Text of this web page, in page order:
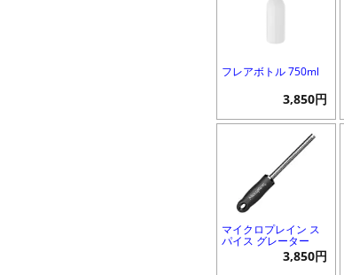
フレアボトル 750ml
3,850円
マイクロプレイン ス
パイス グレーター
3,850円